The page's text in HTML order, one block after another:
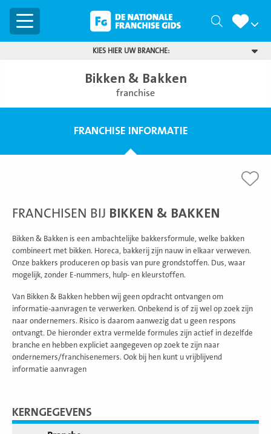
Menu Zoeken
KIES HIER UW BRANCHE:
Bikken & Bakken
franchise
FRANCHISE INFORMATIE
FRANCHISEN BIJ BIKKEN & BAKKEN
Bikken & Bakken is een ambachtelijke bakkersformule, welke bakken
combineert met bikken. Horeca, bakkerij zijn nauw in elkaar verweven.
Onze bakkers produceren op basis van pure grondstoffen. Dus, waar
mogelijk, zonder E-nummers, hulp- en kleurstoffen.
Van Bikken & Bakken hebben wij geen opdracht ontvangen om
informatie-aanvragen te verwerken. Onbekend is of zij wel op zoek zijn
naar ondernemers. Risico is daarom aanwezig dat u geen respons
ontvangt. De hieronder extra vermelde formules zijn actief in dezelfde
branche en hebben expliciet aangegeven op zoek te zijn naar
ondernemers/franchisenemers. Ook bij hen kunt u vrijblijvend
informatie aanvragen
KERNGEGEVENS